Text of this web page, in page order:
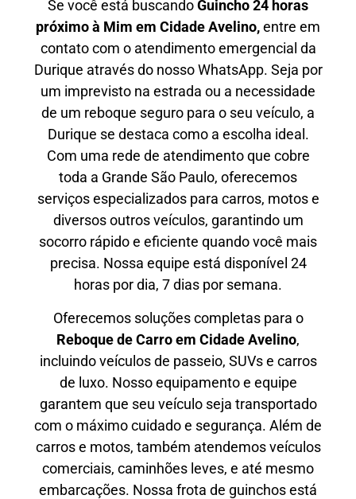
Se você está buscandoGuincho 24 horas
próximo à Mim em Cidade Avelino,entre em
contato com o atendimento emergencial da
Durique através do nosso WhatsApp. Seja por
um imprevisto na estrada ou a necessidade
de um reboque seguro para o seu veículo, a
Durique se destaca como a escolha ideal.
Com uma rede de atendimento que cobre
toda a Grande São Paulo, oferecemos
serviços especializados para carros, motos e
diversos outros veículos, garantindo um
socorro rápido e eficiente quando você mais
precisa. Nossa equipe está disponível 24
horas por dia, 7 dias por semana.
Oferecemos soluções completas para o
Reboque de Carro em Cidade Avelino,
incluindo veículos de passeio, SUVs e carros
de luxo. Nosso equipamento e equipe
garantem que seu veículo seja transportado
com o máximo cuidado e segurança. Além de
carros e motos, também atendemos veículos
comerciais, caminhões leves, e até mesmo
embarcações. Nossa frota de guinchos está